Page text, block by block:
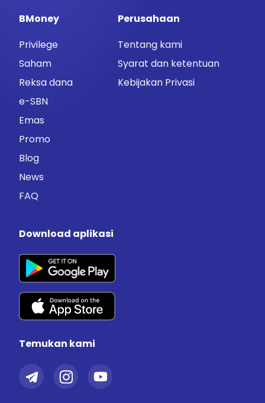
BMoney
Privilege
Saham
Reksa dana
e-SBN
Emas
Promo
Blog
News
FAQ
Perusahaan
Tentang kami
Syarat dan ketentuan
Kebijakan Privasi
Download aplikasi
Temukan kami